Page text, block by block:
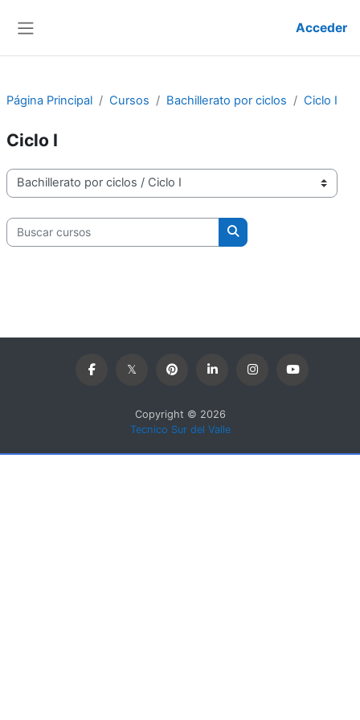
Acceder
Página Principal Cursos Bachillerato por ciclos Ciclo I
Ciclo I
Categorías
Buscar cursos
Buscar cursos
Copyright © 2026
Tecnico Sur del Valle